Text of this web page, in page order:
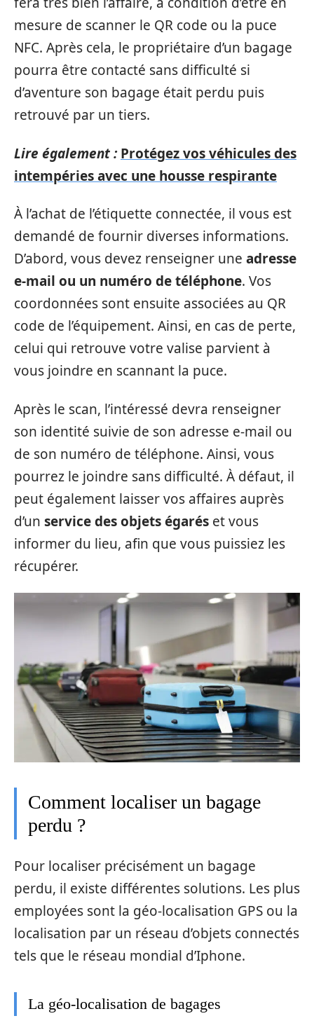
mesure de scanner le QR code ou la puce
NFC. Après cela, le propriétaire d’un bagage
pourra être contacté sans difficulté si
d’aventure son bagage était perdu puis
retrouvé par un tiers.
Lire également : Protégez vos véhicules des
intempéries avec une housse respirante
À l’achat de l’étiquette connectée, il vous est
demandé de fournir diverses informations.
D’abord, vous devez renseigner une adresse
e-mail ou un numéro de téléphone. Vos
coordonnées sont ensuite associées au QR
code de l’équipement. Ainsi, en cas de perte,
celui qui retrouve votre valise parvient à
vous joindre en scannant la puce.
Après le scan, l’intéressé devra renseigner
son identité suivie de son adresse e-mail ou
de son numéro de téléphone. Ainsi, vous
pourrez le joindre sans difficulté. À défaut, il
peut également laisser vos affaires auprès
d’un service des objets égarés et vous
informer du lieu, afin que vous puissiez les
récupérer.
Comment localiser un bagage
perdu ?
Pour localiser précisément un bagage
perdu, il existe différentes solutions. Les plus
employées sont la géo-localisation GPS ou la
localisation par un réseau d’objets connectés
tels que le réseau mondial d’Iphone.
La géo-localisation de bagages